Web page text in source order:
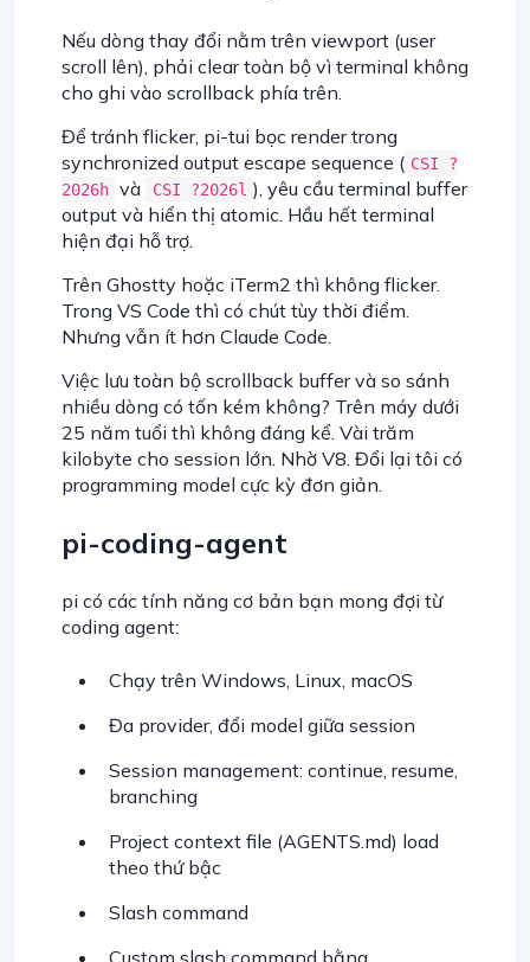
Nếu dòng thay đổi nằm trên viewport (user
scroll lên), phải clear toàn bộ vì terminal không
cho ghi vào scrollback phía trên.
Để tránh flicker, pi-tui bọc render trong
synchronized output escape sequence ( CSI ?
2026h và CSI ?2026l ), yêu cầu terminal buffer
output và hiển thị atomic. Hầu hết terminal
hiện đại hỗ trợ.
Trên Ghostty hoặc iTerm2 thì không flicker.
Trong VS Code thì có chút tùy thời điểm.
Nhưng vẫn ít hơn Claude Code.
Việc lưu toàn bộ scrollback buffer và so sánh
nhiều dòng có tốn kém không? Trên máy dưới
25 năm tuổi thì không đáng kể. Vài trăm
kilobyte cho session lớn. Nhờ V8. Đổi lại tôi có
programming model cực kỳ đơn giản.
pi-coding-agent
pi có các tính năng cơ bản bạn mong đợi từ
coding agent:
Chạy trên Windows, Linux, macOS
Đa provider, đổi model giữa session
Session management: continue, resume,
branching
Project context file (AGENTS.md) load
theo thứ bậc
Slash command